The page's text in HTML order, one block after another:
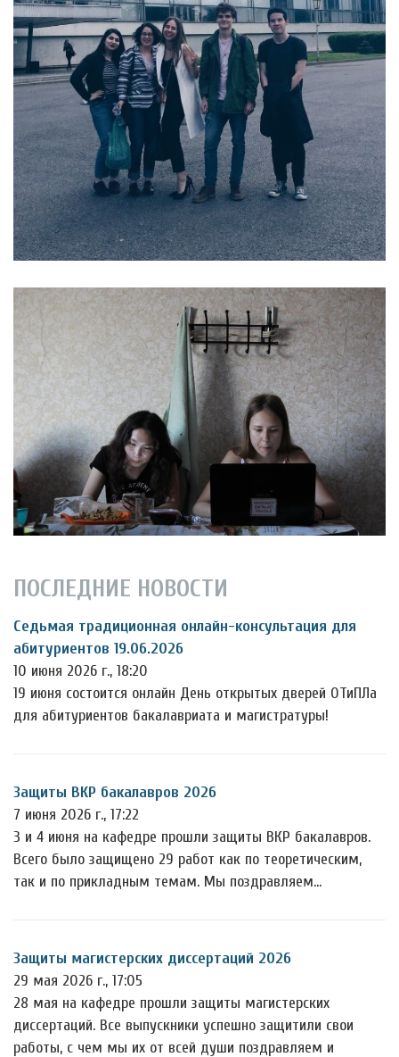
ПОСЛЕДНИЕ НОВОСТИ
Седьмая традиционная онлайн-консультация для
абитуриентов 19.06.2026
10 июня 2026 г., 18:20
19 июня состоится онлайн День открытых дверей ОТиПЛа
для абитуриентов бакалавриата и магистратуры!
Защиты ВКР бакалавров 2026
7 июня 2026 г., 17:22
3 и 4 июня на кафедре прошли защиты ВКР бакалавров.
Всего было защищено 29 работ как по теоретическим,
так и по прикладным темам. Мы поздравляем…
Защиты магистерских диссертаций 2026
29 мая 2026 г., 17:05
28 мая на кафедре прошли защиты магистерских
диссертаций. Все выпускники успешно защитили свои
работы, с чем мы их от всей души поздравляем и